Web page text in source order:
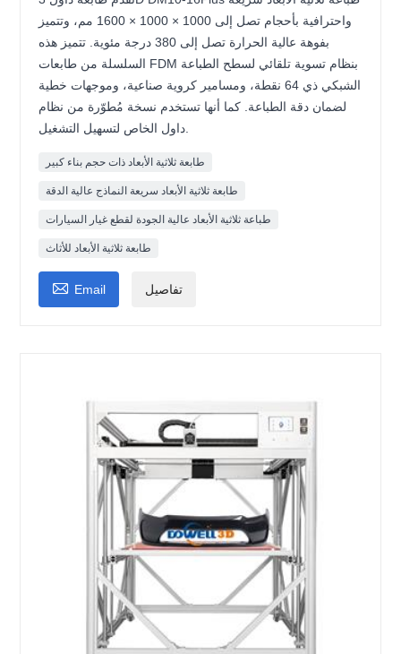
واحترافية بأحجام تصل إلى 1000 × 1000 × 1600 مم، وتتميز
بفوهة عالية الحرارة تصل إلى 380 درجة مئوية. تتميز هذه
السلسلة من طابعات FDM بنظام تسوية تلقائي لسطح الطباعة
الشبكي ذي 64 نقطة، ومسامير كروية صناعية، وموجهات خطية
لضمان دقة الطباعة. كما أنها تستخدم نسخة مُطوّرة من نظام
طابعة ثلاثية الأبعاد ذات حجم بناء كبير
طابعة ثلاثية الأبعاد سريعة النماذج عالية الدقة
طباعة ثلاثية الأبعاد عالية الجودة لقطع غيار السيارات
طابعة ثلاثية الأبعاد للأثاث
 Email تفاصيل